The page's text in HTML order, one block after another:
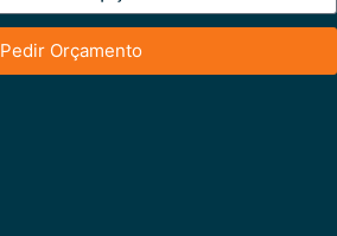
Pedir Orçamento